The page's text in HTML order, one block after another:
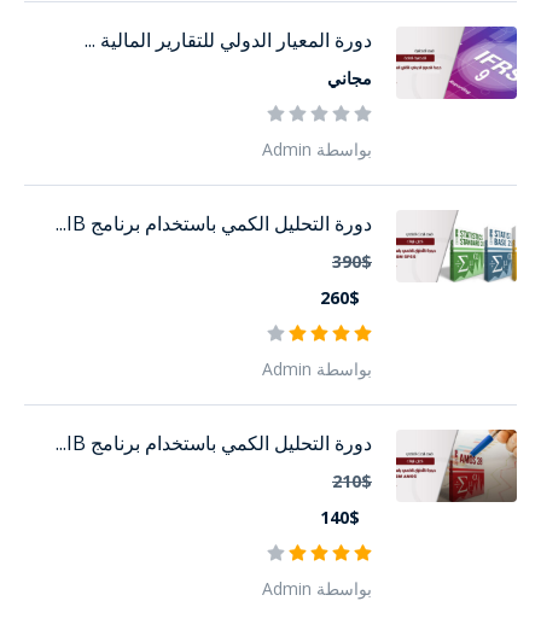
دورة المعيار الدولي للتقارير المالية ...
مجاني
بواسطة Admin
دورة التحليل الكمي باستخدام برنامج IB...
390$
260$
بواسطة Admin
دورة التحليل الكمي باستخدام برنامج IB...
210$
140$
بواسطة Admin